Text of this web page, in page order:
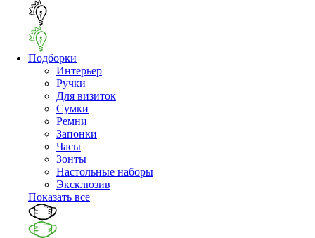
Подборки
Интерьер
Ручки
Для визиток
Сумки
Ремни
Запонки
Часы
Зонты
Настольные наборы
Эксклюзив
Показать все